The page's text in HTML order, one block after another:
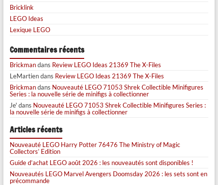
Bricklink
LEGO Ideas
Lexique LEGO
Commentaires récents
Brickmandans Review LEGO Ideas 21369 The X-Files
LeMartiendans Review LEGO Ideas 21369 The X-Files
Brickmandans Nouveauté LEGO 71053 Shrek Collectible Minifigures
Series : la nouvelle série de minifigs à collectionner
Je' dans Nouveauté LEGO 71053 Shrek Collectible Minifigures Series :
la nouvelle série de minifigs à collectionner
Articles récents
Nouveauté LEGO Harry Potter 76476 The Ministry of Magic
Collectors’ Edition
Guide d’achat LEGO août 2026 : les nouveautés sont disponibles !
Nouveautés LEGO Marvel Avengers Doomsday 2026 : les sets sont en
précommande